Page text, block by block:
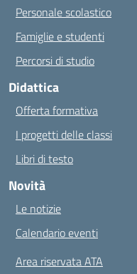
Personale scolastico
Famiglie e studenti
Percorsi di studio
Didattica
Offerta formativa
I progetti delle classi
Libri di testo
Novità
Le notizie
Calendario eventi
Area riservata ATA